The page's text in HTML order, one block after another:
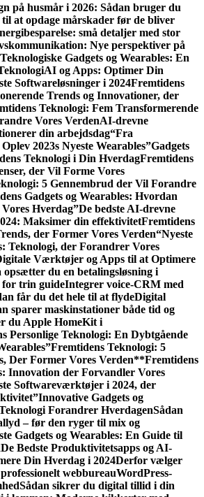
på husmår i 2026: Sådan bruger du
at opdage mårskader før de bliver
små detaljer med stor
Nye perspektiver på
Gadgets og Wearables: En
AI og Apps: Optimer Din
Softwareløsninger i 2024Fremtidens
Trends og Innovationer, der
Teknologi: Fem Transformerende
Vores VerdenAI-drevne
din arbejdsdag“Fra
2023s Nyeste Wearables”Gadgets
Teknologi i Din HverdagFremtidens
der Vil Forme Vores
5 Gennembrud der Vil Forandre
Gadgets og Wearables: Hvordan
Hverdag”De bedste AI-drevne
Maksimer din effektivitetFremtidens
der Former Vores Verden“Nyeste
Teknologi, der Forandrer Vores
Værktøjer og Apps til at Optimere
opsætter du en betalingsløsning i
for trin guideIntegrer voice-CRM med
får du det hele til at flydeDigital
sparer maskinstationer både tid og
du Apple HomeKit i
Personlige Teknologi: En Dybtgående
Fremtidens Teknologi: 5
Der Former Vores Verden**Fremtidens
Innovation der Forvandler Vores
Softwareværktøjer i 2024, der
Innovative Gadgets og
Forandrer HverdagenSådan
– før den ryger til mix og
Gadgets og Wearables: En Guide til
De Bedste Produktivitetsapps og AI-
Din Hverdag i 2024Derfor vælger
webbureauWordPress-
Sådan sikrer du digital tillid i din